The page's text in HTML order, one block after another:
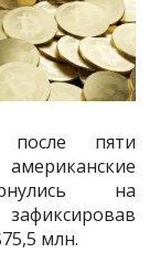
после пяти
на
млн.